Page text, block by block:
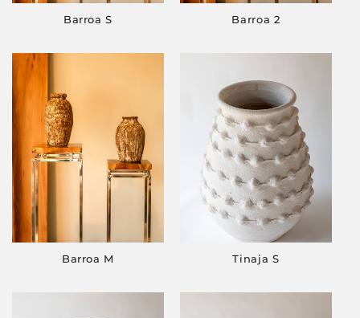
Barroa S Barroa 2
Barroa M Tinaja S